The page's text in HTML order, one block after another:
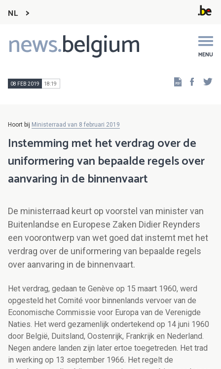
NL
news.belgium MENU
Main
navigation
08 FEB 2019 18:19
Hoort bij Ministerraad van 8 februari 2019
Instemming met het verdrag over de
uniformering van bepaalde regels over
aanvaring in de binnenvaart
De ministerraad keurt op voorstel van minister van
Buitenlandse en Europese Zaken Didier Reynders
een voorontwerp van wet goed dat instemt met het
verdrag over de uniformering van bepaalde regels
over aanvaring in de binnenvaart.
Het verdrag, gedaan te Genève op 15 maart 1960, werd
opgesteld het Comité voor binnenlands vervoer van de
Economische Commissie voor Europa van de Verenigde
Naties. Het werd gezamenlijk ondertekend op 14 juni 1960
door België, Duitsland, Oostenrijk, Frankrijk en Nederland.
Negen andere landen zijn later ertoe toegetreden. Het trad
in werking op 13 september 1966. Het regelt de